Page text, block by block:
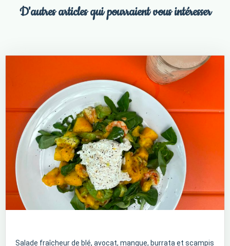
D'autres articles qui pourraient vous intéresser
Salade fraîcheur de blé, avocat, mangue, burrata et scampis